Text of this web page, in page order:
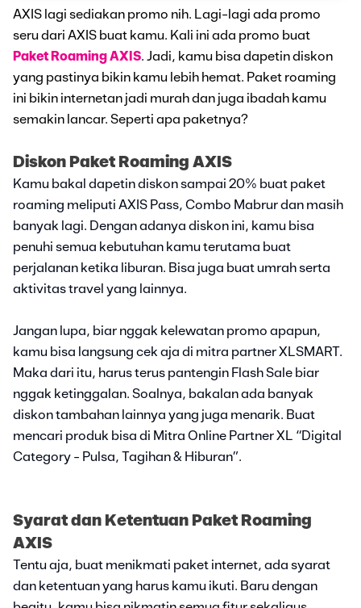
AXIS lagi sediakan promo nih. Lagi-lagi ada promo
seru dari AXIS buat kamu. Kali ini ada promo buat
Paket Roaming AXIS. Jadi, kamu bisa dapetin diskon
yang pastinya bikin kamu lebih hemat. Paket roaming
ini bikin internetan jadi murah dan juga ibadah kamu
semakin lancar. Seperti apa paketnya?
Diskon Paket Roaming AXIS
Kamu bakal dapetin diskon sampai 20% buat paket
roaming meliputi AXIS Pass, Combo Mabrur dan masih
banyak lagi. Dengan adanya diskon ini, kamu bisa
penuhi semua kebutuhan kamu terutama buat
perjalanan ketika liburan. Bisa juga buat umrah serta
aktivitas travel yang lainnya.
Jangan lupa, biar nggak kelewatan promo apapun,
kamu bisa langsung cek aja di mitra partner XLSMART.
Maka dari itu, harus terus pantengin Flash Sale biar
nggak ketinggalan. Soalnya, bakalan ada banyak
diskon tambahan lainnya yang juga menarik. Buat
mencari produk bisa di Mitra Online Partner XL “Digital
Category - Pulsa, Tagihan & Hiburan”.
Syarat dan Ketentuan Paket Roaming
AXIS
Tentu aja, buat menikmati paket internet, ada syarat
dan ketentuan yang harus kamu ikuti. Baru dengan